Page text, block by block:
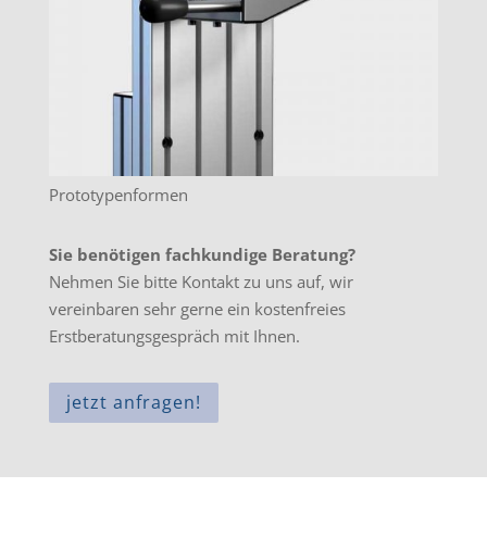
Prototypenformen
Sie benötigen fachkundige Beratung?
Nehmen Sie bitte Kontakt zu uns auf, wir
vereinbaren sehr gerne ein kostenfreies
Erstberatungsgespräch mit Ihnen.
jetzt anfragen!